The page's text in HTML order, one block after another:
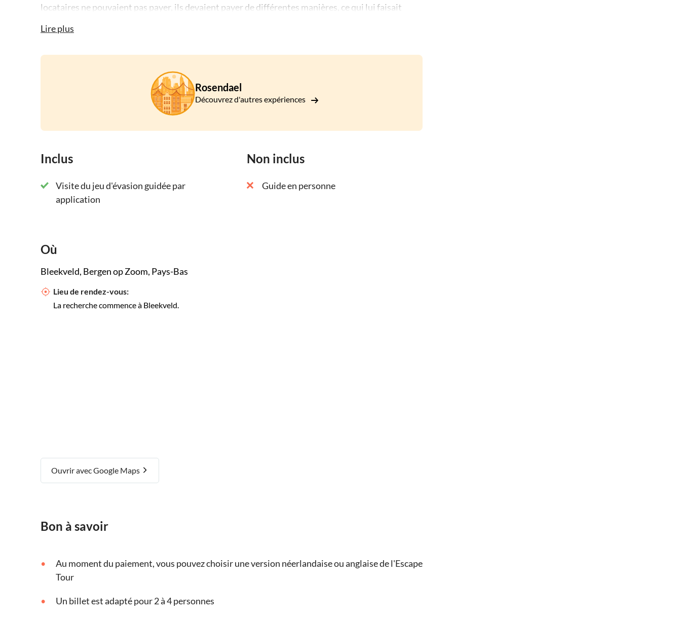
locataires ne pouvaient pas payer, ils devaient payer de différentes manières, ce qui lui faisait
ne s'occupait pas de lui et avait envahi sa maison.
Jan a eu peur et a voulu fuir la ville. Promenez-vous dans Bergen op Zoom pour aider Jan à trouver
la sortie secrète de la ville. Essayez de résoudre les devoirs, les questions difficiles et les énigmes
amusantes. Vous jouerez à l'Escape Tour à l'aide d'une application que vous téléchargerez avant de
commencer la course contre la montre. Suivez les indices, résolvez les énigmes pour vous
échapper de la ville en 2 heures. Bonne chance!
Lire plus
Rosendael
Découvrez d'autres expériences
Inclus
Visite du jeu d'évasion guidée par
application
Non inclus
Guide en personne
Où
Bleekveld, Bergen op Zoom, Pays-Bas
Lieu de rendez-vous:
La recherche commence à Bleekveld.
Ouvrir avec Google Maps
Bon à savoir
Au moment du paiement, vous pouvez choisir une version néerlandaise ou anglaise de l'Escape
Tour
Un billet est adapté pour 2 à 4 personnes